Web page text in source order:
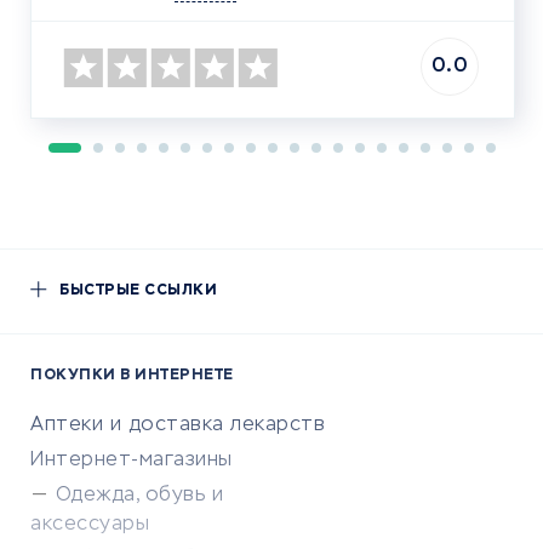
0.0
БЫСТРЫЕ ССЫЛКИ
ПОКУПКИ В ИНТЕРНЕТЕ
Аптеки и доставка лекарств
Интернет-магазины
Одежда, обувь и
аксессуары